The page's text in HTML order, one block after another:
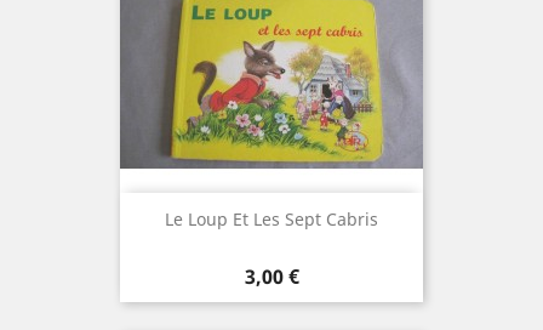
Le Loup Et Les Sept Cabris
Prix
3,00 €